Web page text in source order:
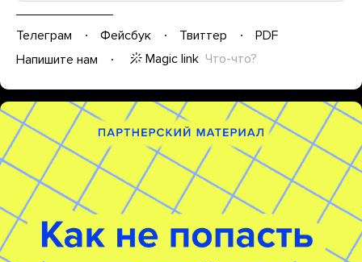
Телеграм Фейсбук Твиттер
PDF
Напишите нам
Magic link Что-что?